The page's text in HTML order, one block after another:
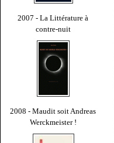
2007 - La Littérature à
contre-nuit
2008 - Maudit soit Andreas
Werckmeister !